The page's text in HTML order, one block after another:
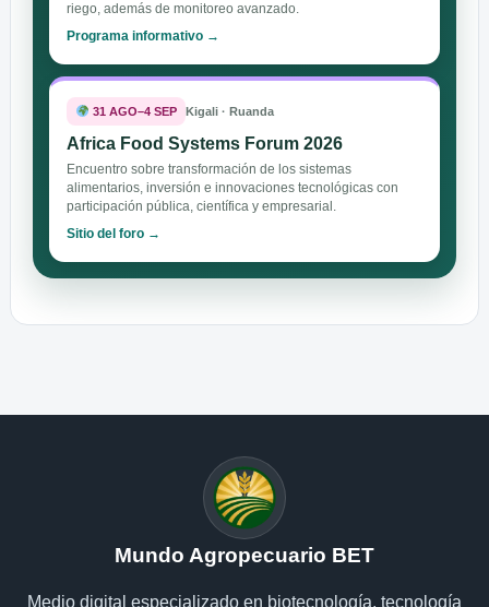
riego, además de monitoreo avanzado.
Programa informativo →
31 AGO–4 SEP Kigali · Ruanda
Africa Food Systems Forum 2026
Encuentro sobre transformación de los sistemas
alimentarios, inversión e innovaciones tecnológicas con
participación pública, científica y empresarial.
Sitio del foro →
Mundo Agropecuario BET
Medio digital especializado en biotecnología, tecnología